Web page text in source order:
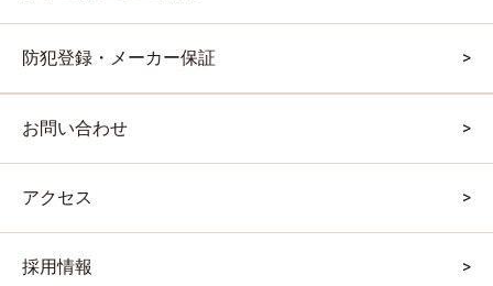
防犯登録・メーカー保証
お問い合わせ
アクセス
採用情報